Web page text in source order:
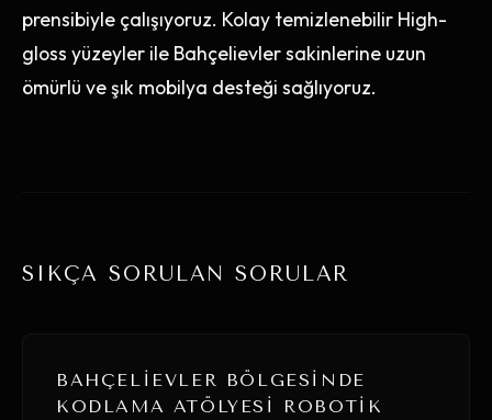
prensibiyle çalışıyoruz. Kolay temizlenebilir High-
gloss yüzeyler ile Bahçelievler sakinlerine uzun
ömürlü ve şık mobilya desteği sağlıyoruz.
SIKÇA SORULAN SORULAR
BAHÇELIEVLER BÖLGESINDE
KODLAMA ATÖLYESI ROBOTIK